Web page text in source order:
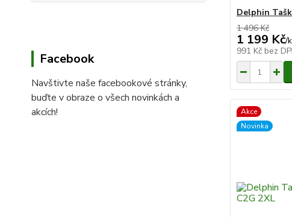
Facebook
Navštivte naše facebookové stránky,
buďte v obraze o všech novinkách a
akcích!
Delphin
1 496 Kč
1 199 Kč/
991 Kč bez
Akce
Novinka